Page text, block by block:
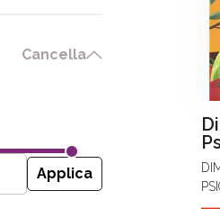
Cancella
Applica